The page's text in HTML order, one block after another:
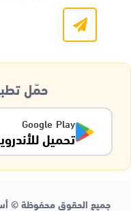
حمّل
Google Play
تحميل
جميع الحقوق محفوظة ©